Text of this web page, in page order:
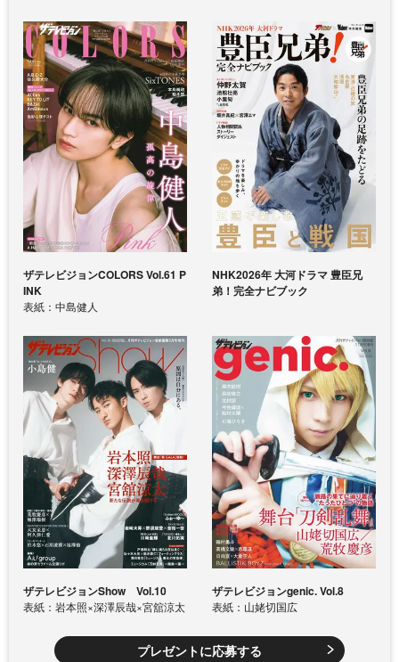
ザテレビジョンCOLORS Vol.61 P
INK
表紙：中島健人
NHK2026年 大河ドラマ 豊臣兄
弟！完全ナビブック
ザテレビジョンShow Vol.10
表紙：岩本照×深澤辰哉×宮舘涼太
ザテレビジョンgenic. Vol.8
表紙：山姥切国広
プレゼントに応募する